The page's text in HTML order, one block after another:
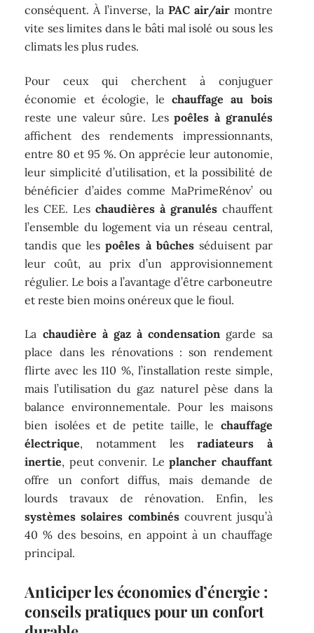
conséquent. À l’inverse, la PAC air/airmontre
vite ses limites dans le bâti mal isolé ou sous les
climats les plus rudes.
Pour ceux qui cherchent à conjuguer
économie et écologie, lechauffage au bois
reste une valeur sûre. Lespoêles à granulés
affichent des rendements impressionnants,
entre 80 et 95 %. On apprécie leur autonomie,
leur simplicité d’utilisation, et la possibilité de
bénéficier d’aides comme MaPrimeRénov’ ou
les CEE. Les chaudières à granuléschauffent
l’ensemble du logement via un réseau central,
tandis que lespoêles à bûchesséduisent par
leur coût, au prix d’un approvisionnement
régulier. Le bois a l’avantage d’être carboneutre
et reste bien moins onéreux que le fioul.
La chaudière à gaz à condensation garde sa
place dans les rénovations : son rendement
flirte avec les 110 %, l’installation reste simple,
mais l’utilisation du gaz naturel pèse dans la
balance environnementale. Pour les maisons
bien isolées et de petite taille, le chauffage
électrique, notamment les radiateurs à
inertie, peut convenir. Leplancher chauffant
offre un confort diffus, mais demande de
lourds travaux de rénovation. Enfin, les
systèmes solaires combinéscouvrent jusqu’à
40 % des besoins, en appoint à un chauffage
principal.
Anticiper les économies d’énergie :
conseils pratiques pour un confort